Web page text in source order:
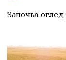
Започва